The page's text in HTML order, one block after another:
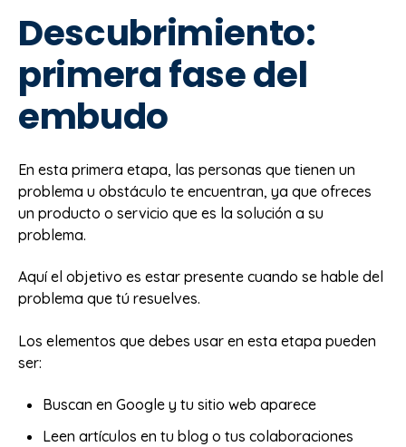
Descubrimiento:
primera fase del
embudo
En esta primera etapa, las personas que tienen un
problema u obstáculo te encuentran, ya que ofreces
un producto o servicio que es la solución a su
problema.
Aquí el objetivo es estar presente cuando se hable del
problema que tú resuelves.
Los elementos que debes usar en esta etapa pueden
ser:
Buscan en Google y tu sitio web aparece
Leen artículos en tu blog o tus colaboraciones